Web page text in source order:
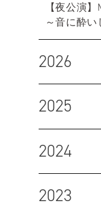
【夜公演
～音に酔
2026
2025
2024
2023